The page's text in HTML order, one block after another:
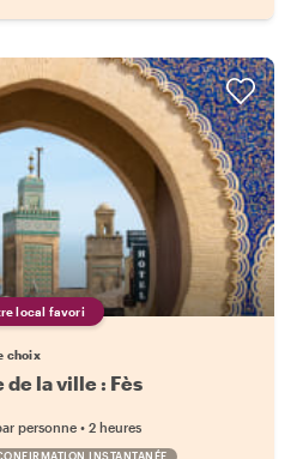
local favori
choix
la ville : Fès
personne • 2 heures
INSTANTANÉE